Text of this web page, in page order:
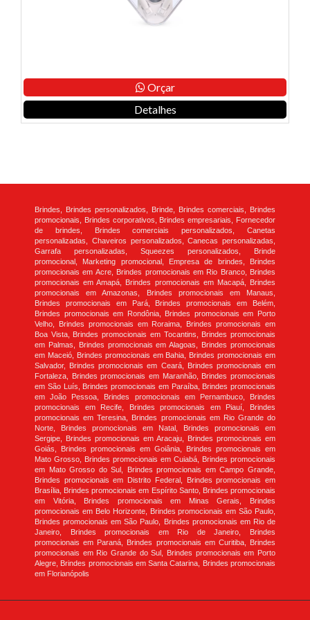
Orçar
Detalhes
Brindes, Brindes personalizados, Brinde, Brindes comerciais, Brindes
promocionais, Brindes corporativos, Brindes empresariais, Fornecedor
de brindes, Brindes comerciais personalizados, Canetas
personalizadas, Chaveiros personalizados, Canecas personalizadas,
Garrafa personalizadas, Squeezes personalizados, Brinde
promocional, Marketing promocional, Empresa de brindes, Brindes
promocionais em Acre, Brindes promocionais em Rio Branco, Brindes
promocionais em Amapá, Brindes promocionais em Macapá, Brindes
promocionais em Amazonas, Brindes promocionais em Manaus,
Brindes promocionais em Pará, Brindes promocionais em Belém,
Brindes promocionais em Rondônia, Brindes promocionais em Porto
Velho, Brindes promocionais em Roraima, Brindes promocionais em
Boa Vista, Brindes promocionais em Tocantins, Brindes promocionais
em Palmas, Brindes promocionais em Alagoas, Brindes promocionais
em Maceió, Brindes promocionais em Bahia, Brindes promocionais em
Salvador, Brindes promocionais em Ceará, Brindes promocionais em
Fortaleza, Brindes promocionais em Maranhão, Brindes promocionais
em São Luís, Brindes promocionais em Paraíba, Brindes promocionais
em João Pessoa, Brindes promocionais em Pernambuco, Brindes
promocionais em Recife, Brindes promocionais em Piauí, Brindes
promocionais em Teresina, Brindes promocionais em Rio Grande do
Norte, Brindes promocionais em Natal, Brindes promocionais em
Sergipe, Brindes promocionais em Aracaju, Brindes promocionais em
Goiás, Brindes promocionais em Goiânia, Brindes promocionais em
Mato Grosso, Brindes promocionais em Cuiabá, Brindes promocionais
em Mato Grosso do Sul, Brindes promocionais em Campo Grande,
Brindes promocionais em Distrito Federal, Brindes promocionais em
Brasília, Brindes promocionais em Espírito Santo, Brindes promocionais
em Vitória, Brindes promocionais em Minas Gerais, Brindes
promocionais em Belo Horizonte, Brindes promocionais em São Paulo,
Brindes promocionais em São Paulo, Brindes promocionais em Rio de
Janeiro, Brindes promocionais em Rio de Janeiro, Brindes
promocionais em Paraná, Brindes promocionais em Curitiba, Brindes
promocionais em Rio Grande do Sul, Brindes promocionais em Porto
Alegre, Brindes promocionais em Santa Catarina, Brindes promocionais
em Florianópolis